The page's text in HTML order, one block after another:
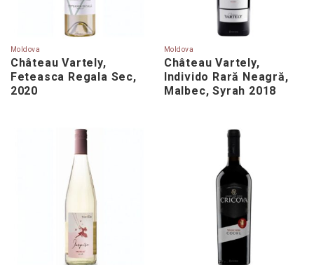
Moldova
Château Vartely,
Feteasca Regala Sec,
2020
Moldova
Château Vartely,
Individo Rară Neagră,
Malbec, Syrah 2018